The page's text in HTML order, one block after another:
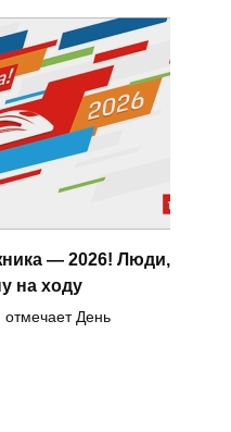
— 2026! Люди,
на ходу
отмечает День